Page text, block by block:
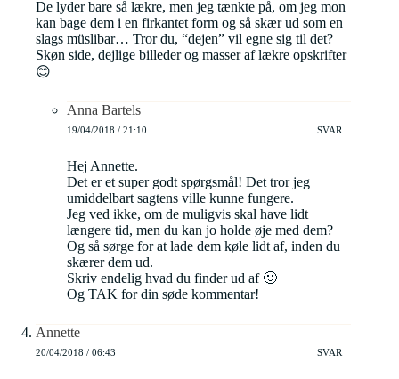
De lyder bare så lækre, men jeg tænkte på, om jeg mon
kan bage dem i en firkantet form og så skær ud som en
slags müslibar… Tror du, “dejen” vil egne sig til det?
Skøn side, dejlige billeder og masser af lækre opskrifter
😊
Anna Bartels
19/04/2018 / 21:10 SVAR
Hej Annette.
Det er et super godt spørgsmål! Det tror jeg
umiddelbart sagtens ville kunne fungere.
Jeg ved ikke, om de muligvis skal have lidt
længere tid, men du kan jo holde øje med dem?
Og så sørge for at lade dem køle lidt af, inden du
skærer dem ud.
Skriv endelig hvad du finder ud af 🙂
Og TAK for din søde kommentar!
Annette
20/04/2018 / 06:43 SVAR